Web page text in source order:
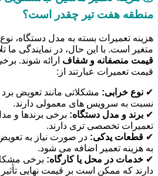
منطقه هفت تیر چقدر است؟
هزینه تعمیرات بسته به مدل دستگاه،
متغیر است. با این حال، در نمایندگی
قیمت منصفانه و شفاف ارائه شوند.
قیمت تعمیرات عبارتند از:
✔ نوع خرابی: مشکلاتی مانند تعویض برد
نسبت به سرویس های معمولی دارند.
✔ برند و مدل دستگاه: برخی برندها و
تعمیرات تخصصی تری دارند.
✔ قطعات یدکی: در صورت نیاز به
به هزینه تعمیر اضافه می شود.
✔ خدمات در محل یا کارگاه: برخی
دارند که ممکن است بر قیمت نهایی تأثیر